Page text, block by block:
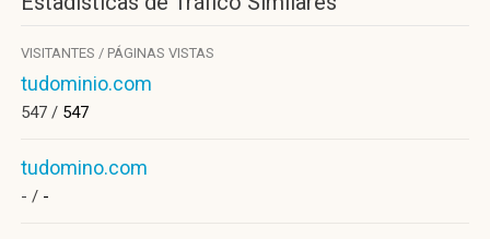
VISITANTES / PÁGINAS VISTAS
tudominio.com
547 / 547
tudomino.com
- / -